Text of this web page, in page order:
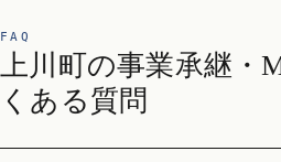
FAQ
上川町の事業承継・
くある質問